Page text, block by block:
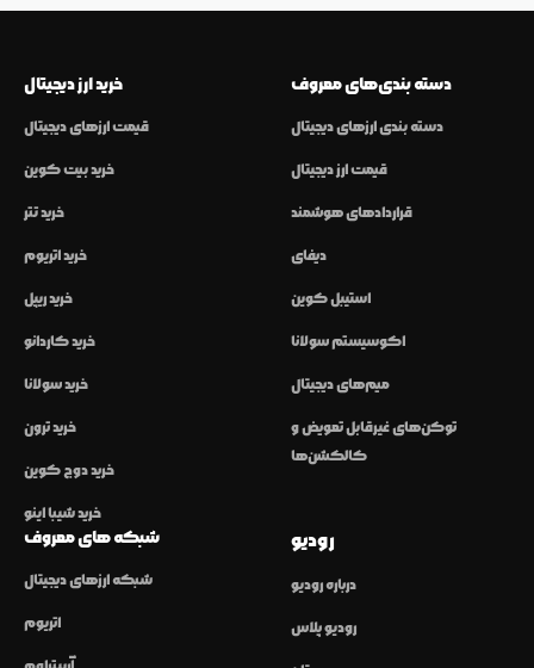
خرید ارز دیجیتال
قیمت ارزهای دیجیتال
خرید بیت کوین
خرید تتر
خرید اتریوم
خرید ریپل
خرید کاردانو
خرید سولانا
خرید ترون
خرید دوج کوین
خرید شیبا اینو
دسته بندی‌های معروف
دسته بندی ارزهای دیجیتال
قیمت ارز دیجیتال
قراردادهای هوشمند
دیفای
استیبل کوین
اکوسیستم سولانا
میم‌های دیجیتال
توکن‌های غیرقابل تعویض و
کالکشن‌ها
شبکه های معروف
شبکه ارزهای دیجیتال
اتریوم
رودیو
درباره رودیو
رودیو پلاس